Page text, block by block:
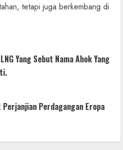
tetapi juga berkembang di
Yang Sebut Nama Ahok Yang
Perdagangan Eropa